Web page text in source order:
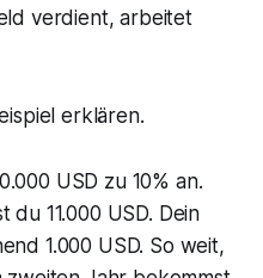
verdient, arbeitet
erklären.
USD zu 10% an.
du 11.000 USD. Dein
1.000 USD. So weit,